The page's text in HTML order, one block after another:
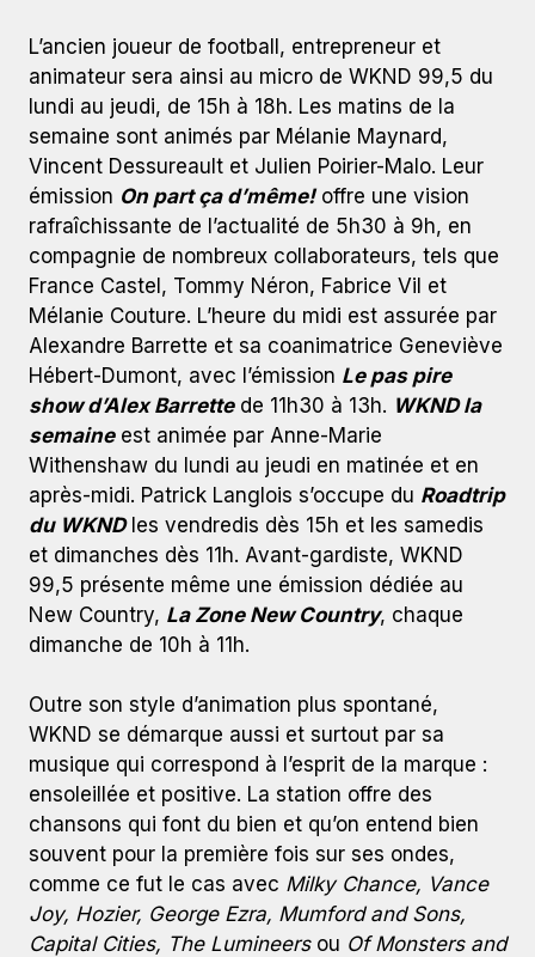
L’ancien joueur de football, entrepreneur et
animateur sera ainsi au micro de WKND 99,5 du
lundi au jeudi, de 15h à 18h. Les matins de la
semaine sont animés par Mélanie Maynard,
Vincent Dessureault et Julien Poirier-Malo. Leur
émission On part ça d’même!offre une vision
rafraîchissante de l’actualité de 5h30 à 9h, en
compagnie de nombreux collaborateurs, tels que
France Castel, Tommy Néron, Fabrice Vil et
Mélanie Couture. L’heure du midi est assurée par
Alexandre Barrette et sa coanimatrice Geneviève
Hébert-Dumont, avec l’émission Le pas pire
show d’Alex Barrettede 11h30 à 13h. WKND la
semaineest animée par Anne-Marie
Withenshaw du lundi au jeudi en matinée et en
après-midi. Patrick Langlois s’occupe du Roadtrip
du WKNDles vendredis dès 15h et les samedis
et dimanches dès 11h. Avant-gardiste, WKND
99,5 présente même une émission dédiée au
New Country, La Zone New Country, chaque
dimanche de 10h à 11h.
Outre son style d’animation plus spontané,
WKND se démarque aussi et surtout par sa
musique qui correspond à l’esprit de la marque :
ensoleillée et positive. La station offre des
chansons qui font du bien et qu’on entend bien
souvent pour la première fois sur ses ondes,
comme ce fut le cas avec Milky Chance, Vance
Joy, Hozier, George Ezra, Mumford and Sons,
Capital Cities, The Lumineers ou Of Monsters and